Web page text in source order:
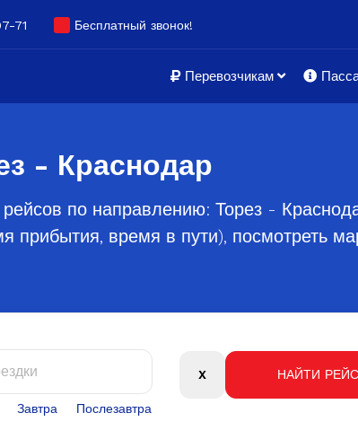
71 Бесплатный звонок!
Перевозчикам
- Краснодар
по направлению: Торез -
прибытия, время в пути), посмотреть
Завтра Послезавтра